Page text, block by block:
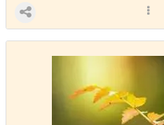
تعداد پست: 31809